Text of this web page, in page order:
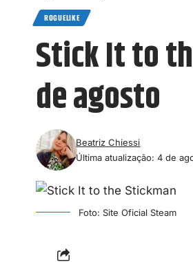
ROGUELIKE
Stick It to
de agosto
Última atualização: 4 de
Beatriz Chiessi
Foto: Site Oficial Steam